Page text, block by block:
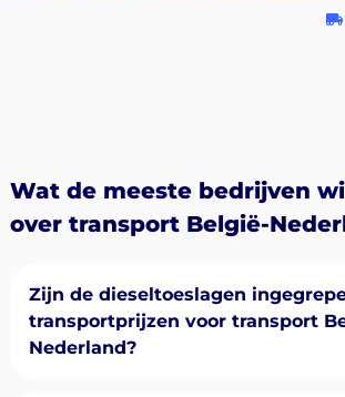
Wat de meeste bedrijven
over transport België-
Zijn de dieseltoeslagen
transportprijzen voor transport
Nederland?